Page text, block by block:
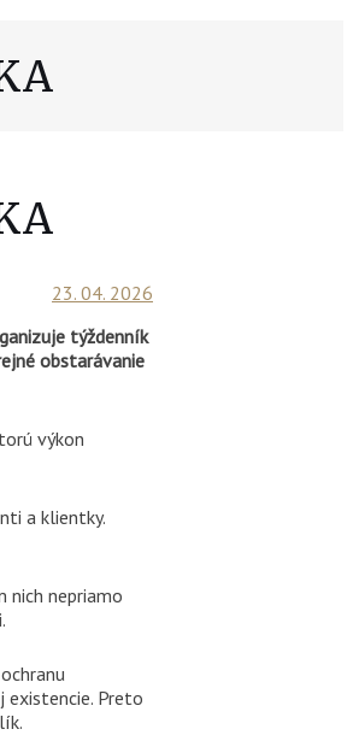
23. 04. 2026
týždenník
obstarávanie
výkon
a klientky.
nich nepriamo
Preto